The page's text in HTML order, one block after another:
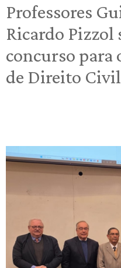
Professores
Ricardo Pizzol
concurso para
de Direito Civil